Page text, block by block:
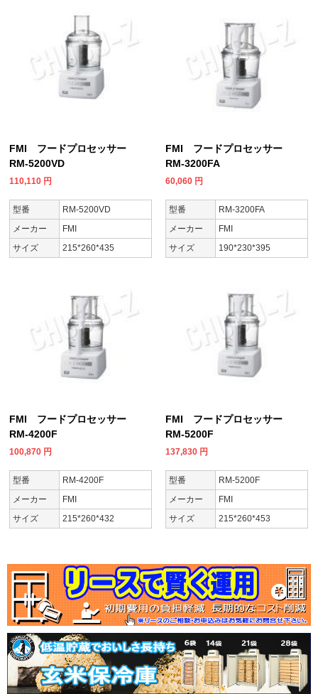
FMI フードプロセッサー
RM-5200VD
110,110 円
型番
RM-5200VD
メーカー
FMI
サイズ
215*260*435
FMI フードプロセッサー
RM-3200FA
60,060 円
型番
RM-3200FA
メーカー
FMI
サイズ
190*230*395
FMI フードプロセッサー
RM-4200F
100,870 円
型番
RM-4200F
メーカー
FMI
サイズ
215*260*432
FMI フードプロセッサー
RM-5200F
137,830 円
型番
RM-5200F
メーカー
FMI
サイズ
215*260*453